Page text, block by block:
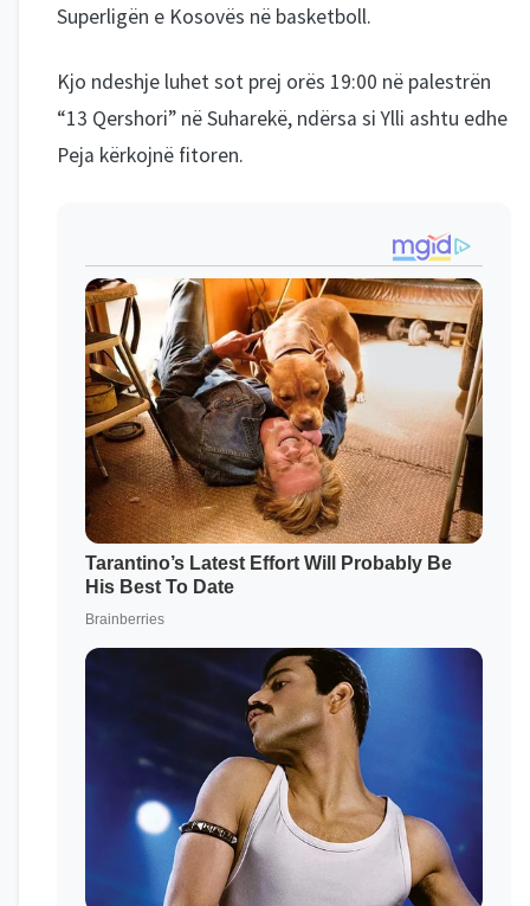
Superligën e Kosovës në basketboll.
Kjo ndeshje luhet sot prej orës 19:00 në palestrën
“13 Qershori” në Suharekë, ndërsa si Ylli ashtu edhe
Peja kërkojnë fitoren.